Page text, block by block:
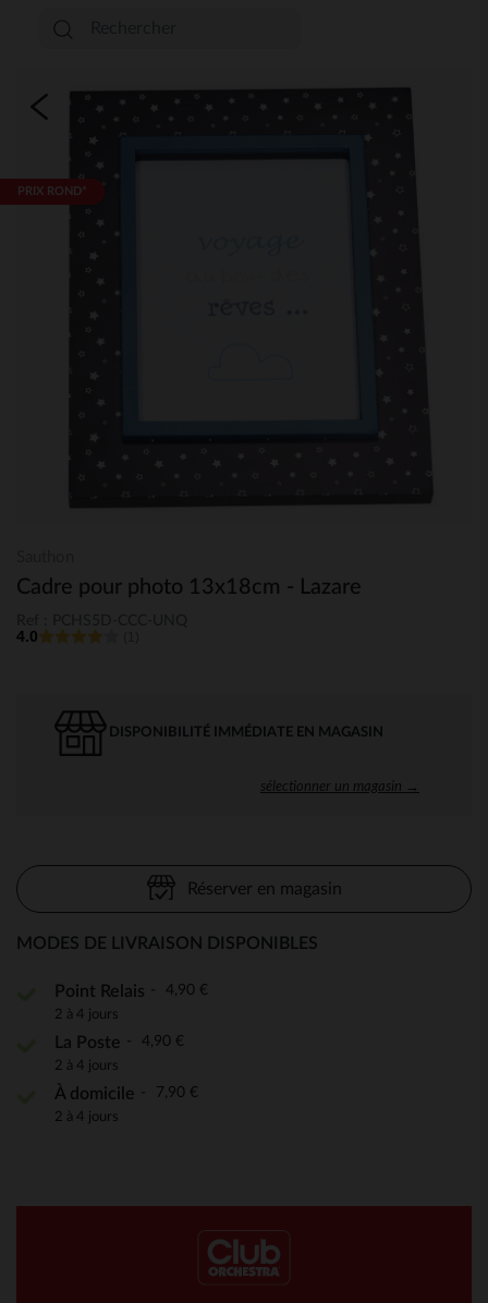
PRIX ROND*
Cadre pour photo 13x18cm - Lazare
4.0
DISPONIBILITÉ IMMÉDIATE EN MAGASIN
sélectionner un magasin →
Réserver en magasin
MODES DE LIVRAISON DISPONIBLES
Point Relais 4,90 €
2 à 4 jours
La Poste 4,90 €
2 à 4 jours
À domicile 7,90 €
2 à 4 jours